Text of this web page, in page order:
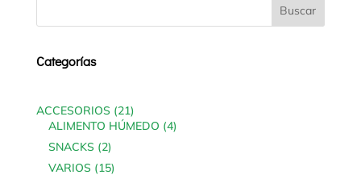
Categorías
ACCESORIOS 2121
products
ALIMENTO HÚMEDO 44
SNACKS 22
products
VARIOS 1515